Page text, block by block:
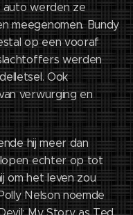
auto werden ze
meegenomen. Bundy
op een vooraf
werden
Ook
verwurging en
hij meer dan
echter op tot
om het leven zou
Nelson noemde